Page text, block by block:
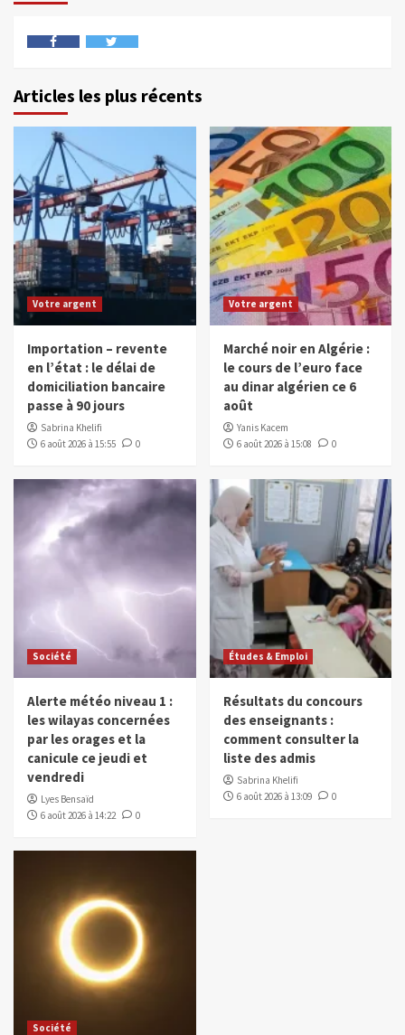
Articles les plus récents
Votre argent
Importation – revente
en l’état : le délai de
domiciliation bancaire
passe à 90 jours
Sabrina Khelifi
6 août 2026 à 15:55
0
Votre argent
Marché noir en Algérie :
le cours de l’euro face
au dinar algérien ce 6
août
Yanis Kacem
6 août 2026 à 15:08
0
Société
Alerte météo niveau 1 :
les wilayas concernées
par les orages et la
canicule ce jeudi et
vendredi
Lyes Bensaïd
6 août 2026 à 14:22
0
Études & Emploi
Résultats du concours
des enseignants :
comment consulter la
liste des admis
Sabrina Khelifi
6 août 2026 à 13:09
0
Société